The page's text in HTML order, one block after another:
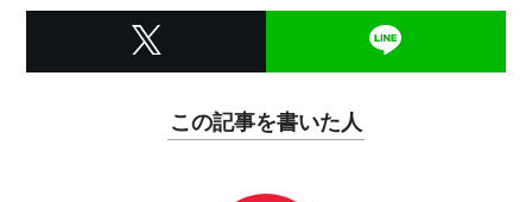
この記事を書いた人